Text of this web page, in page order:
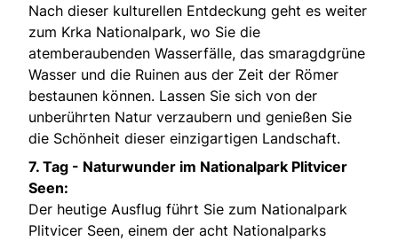
Nach dieser kulturellen Entdeckung geht es weiter
zum Krka Nationalpark, wo Sie die
atemberaubenden Wasserfälle, das smaragdgrüne
Wasser und die Ruinen aus der Zeit der Römer
bestaunen können. Lassen Sie sich von der
unberührten Natur verzaubern und genießen Sie
die Schönheit dieser einzigartigen Landschaft.
7. Tag - Naturwunder im Nationalpark Plitvicer
Seen:
Der heutige Ausflug führt Sie zum Nationalpark
Plitvicer Seen, einem der acht Nationalparks